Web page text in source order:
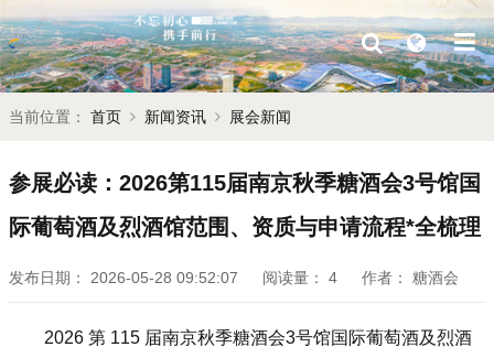
当前位置： 首页 新闻资讯 展会新闻
参展必读：2026第115届南京秋季糖酒会3号馆国
际葡萄酒及烈酒馆范围、资质与申请流程*全梳理
发布日期： 2026-05-28 09:52:07 阅读量： 4 作者： 糖酒会
2026 第 115 届南京秋季糖酒会3号馆国际葡萄酒及烈酒